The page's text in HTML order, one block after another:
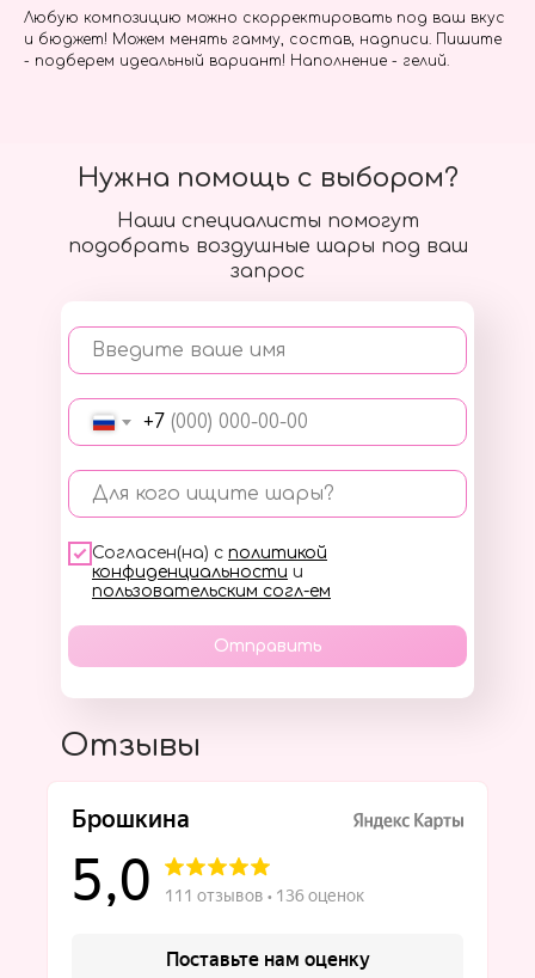
Любую композицию можно скорректировать под ваш вкус
и бюджет! Можем менять гамму, состав, надписи. Пишите
- подберем идеальный вариант! Наполнение - гелий.
Наши специалисты помогут
подобрать воздушные шары под ваш
запрос
Введите ваше имя
+7
Для кого ищите шары?
Согласен(на) с политикой
конфиденциальности и
пользовательским согл-ем
Отправить
Нужна помощь с выбором?
Отзывы